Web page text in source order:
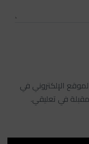
الإلكتروني في
في تعليقي.